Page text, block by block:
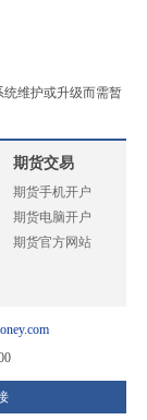
维护或升级而需暂
期货交易
期货手机开户
期货电脑开户
期货官方网站